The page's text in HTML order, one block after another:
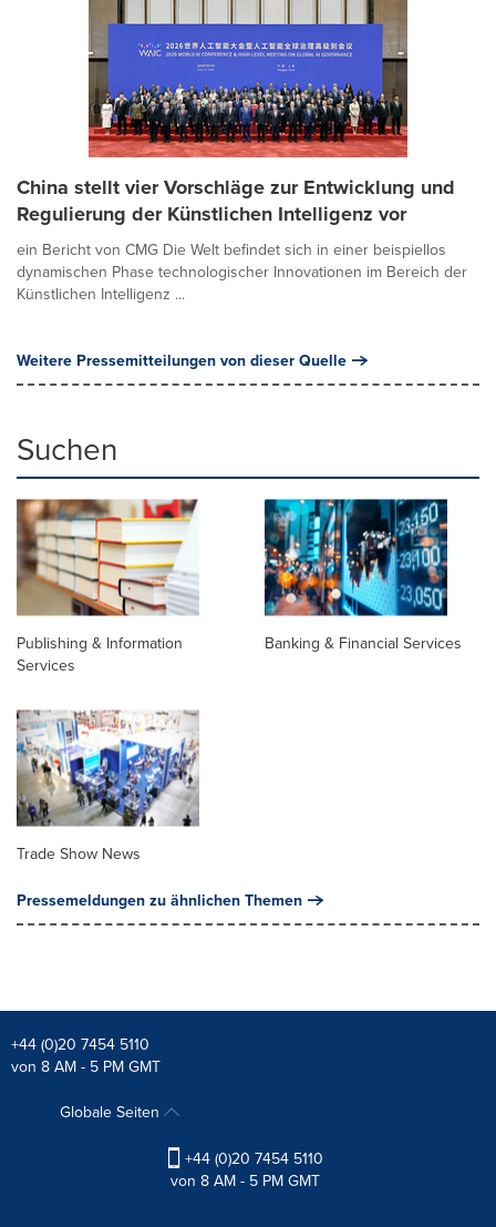
China stellt vier Vorschläge zur Entwicklung und
Regulierung der Künstlichen Intelligenz vor
ein Bericht von CMG Die Welt befindet sich in einer beispiellos
dynamischen Phase technologischer Innovationen im Bereich der
Künstlichen Intelligenz ...
Weitere Pressemitteilungen von dieser Quelle
Suchen
Publishing & Information
Services
Banking & Financial Services
Trade Show News
Pressemeldungen zu ähnlichen Themen
+44 (0)20 7454 5110
von 8 AM - 5 PM GMT
Globale Seiten
+44 (0)20 7454 5110
von 8 AM - 5 PM GMT